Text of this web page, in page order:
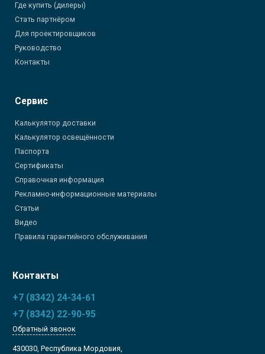
Где купить (дилеры)
Стать партнёром
Для проектировщиков
Руководство
Контакты
Сервис
Калькулятор доставки
Калькулятор освещённости
Паспорта
Сертификаты
Справочная информация
Рекламно-информационные материалы
Статьи
Видео
Правила гарантийного обслуживания
Контакты
+7 (8342) 24-34-61
+7 (8342) 22-90-95
Обратный звонок
430030, Республика Мордовия,